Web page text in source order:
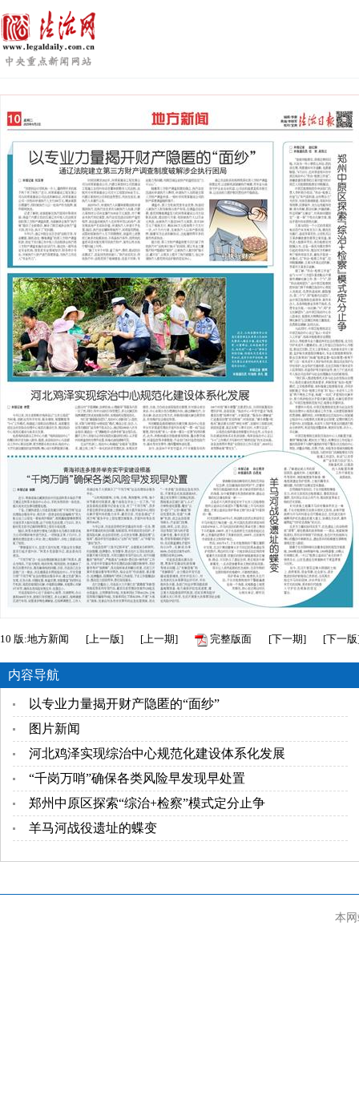
10 版:地方新闻 [上一版] [上一期] 完整版面 [下一期] [下一版
内容导航
以专业力量揭开财产隐匿的“面纱”
图片新闻
河北鸡泽实现综治中心规范化建设体系化发展
“千岗万哨”确保各类风险早发现早处置
郑州中原区探索“综治+检察”模式定分止争
羊马河战役遗址的蝶变
本